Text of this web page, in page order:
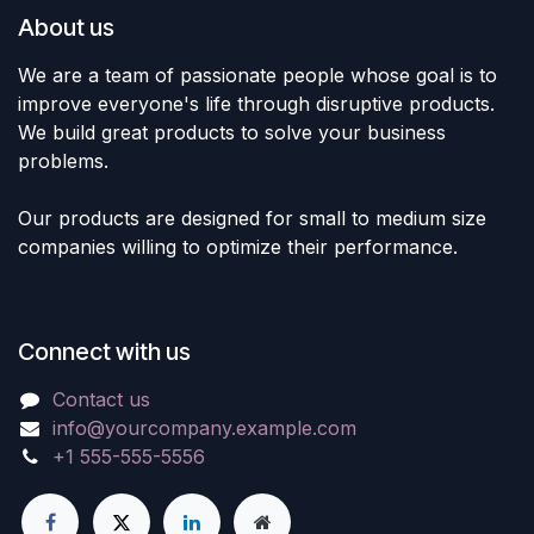
About us
We are a team of passionate people whose goal is to
improve everyone's life through disruptive products.
We build great products to solve your business
problems.
Our products are designed for small to medium size
companies willing to optimize their performance.
Connect with us
Contact us
info@yourcompany.example.com
+1 555-555-5556